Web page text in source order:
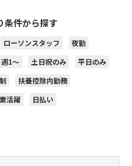
条件から探す
ローソンスタッフ
夜勤
週1～ 土日祝のみ
平日のみ
扶養控除内勤務
活躍 日払い